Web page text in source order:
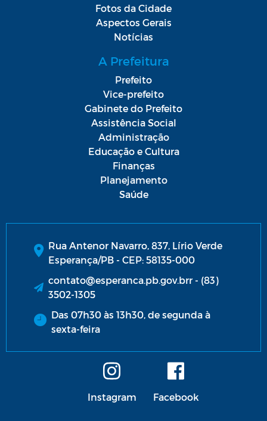
Fotos da Cidade
Aspectos Gerais
Notícias
A Prefeitura
Prefeito
Vice-prefeito
Gabinete do Prefeito
Assistência Social
Administração
Educação e Cultura
Finanças
Planejamento
Saúde
Rua Antenor Navarro, 837, Lírio Verde
Esperança/PB - CEP: 58135-000
contato@esperanca.pb.gov.brr - (83)
3502-1305
Das 07h30 às 13h30, de segunda à
sexta-feira
Instagram Facebook